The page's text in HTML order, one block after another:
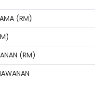
(RM)
(RM)